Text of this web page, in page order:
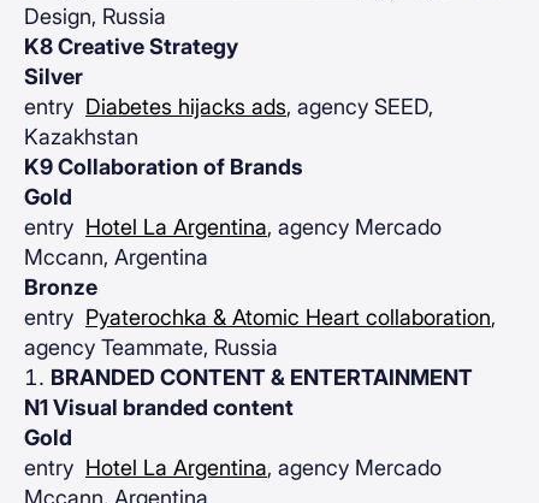
Design, Russia
K8 Creative Strategy
Silver
entry Diabetes hijacks ads, agency SEED,
Kazakhstan
K9 Collaboration of Brands
Gold
entry Hotel La Argentina, agency Mercado
Mccann, Argentina
Bronze
entry Pyaterochka & Atomic Heart collaboration,
agency Teammate, Russia
BRANDED CONTENT & ENTERTAINMENT
N1 Visual branded content
Gold
entry Hotel La Argentina, agency Mercado
Mccann, Argentina